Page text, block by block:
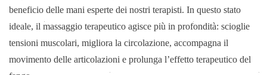
beneficio delle mani esperte dei nostri terapisti. In questo stato
ideale, il massaggio terapeutico agisce più in profondità: scioglie
tensioni muscolari, migliora la circolazione, accompagna il
movimento delle articolazioni e prolunga l’effetto terapeutico del